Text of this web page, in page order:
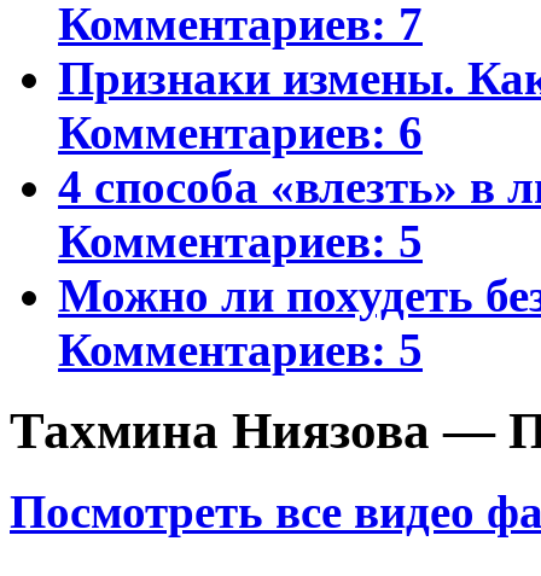
Комментариев: 7
Признаки измены.
Комментариев: 6
4 способа «влезть» в
Комментариев: 5
Можно ли похудеть
Комментариев: 5
Тахмина Ниязова —
Посмотреть все видео